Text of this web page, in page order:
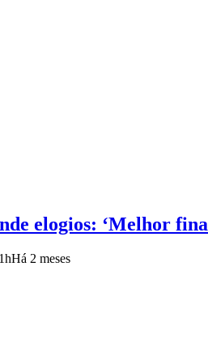
elogios: ‘Melhor
Há 2 meses